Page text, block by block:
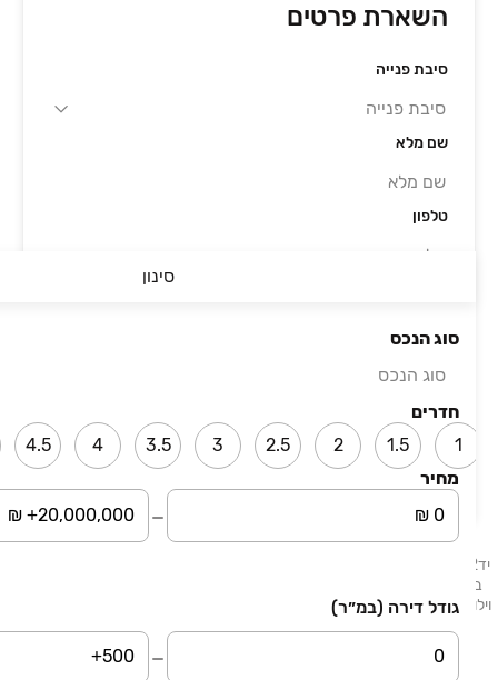
סינון
סוג הנכס
סוג הנכס
חדרים
1
1.5
2
2.5
3
3.5
4
4.5
מחיר
גודל דירה (במ״ר)
השארת פרטים
סיבת פנייה
שם מלא
טלפון
אני מאשר/ת את התקנון ומדיניות הפרטיות באתר
באמצעי הקשר שמסרתי (גם בשירותי דיוור ישיר).
שליחה
ברחבי הארץ. בלוח תמצאו דירות, דירות גן, דירות יוקרה ונכסים נוספים: בתים,
וילות, פנטהאוזים, קוטג׳ים, ועוד. דירות למכירה בתל אביב, דירות למכירה בחיפה,